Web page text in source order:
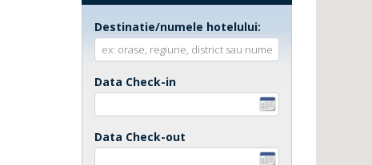
Destinatie/numele hotelului:
Data Check-in
Data Check-out